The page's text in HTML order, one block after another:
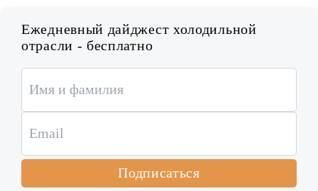
Ежедневный дайджест холодильной
отрасли - бесплатно
Подписаться